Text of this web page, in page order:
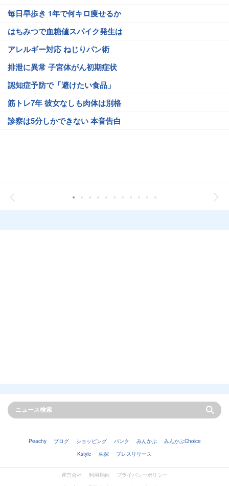
毎日早歩き 1年で何キロ痩せるか
はちみつで血糖値スパイク発生は
アレルギー対応 ねじりパン術
排泄に異常 子宮体がん初期症状
認知症予防で「避けたい食品」
筋トレ7年 彼女なしも肉体は別格
診察は5分しかできない 本音告白
Peachy ブログ ショッピング バンク みんかぶ
みんかぶChoice
Kstyle
株探 プレスリリース
運営会社 利用規約
プライバシーポリシー